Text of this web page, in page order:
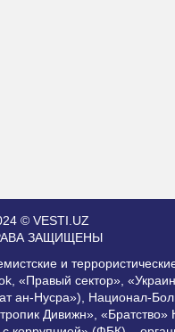
© VESTI.UZ
ЗАЩИЩЕНЫ
и
«Правый сектор»,
ан-Нусра»), Национал-
Дивижн»,